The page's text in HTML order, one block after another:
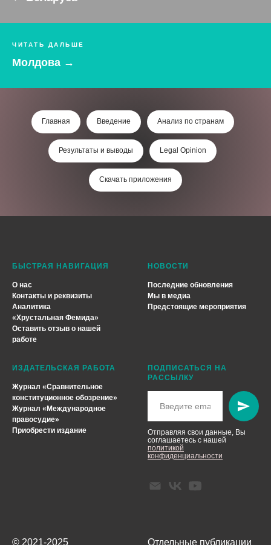
ЧИТАТЬ ДАЛЬШЕ
Молдова →
Главная Введение Анализ по странам
Результаты и выводы Legal Opinion
Скачать приложения
БЫСТРАЯ НАВИГАЦИЯ
О нас
Контакты и реквизиты
Аналитика
«Хрустальная Фемида»
Оставить отзыв о нашей
работе
НОВОСТИ
Последние обновления
Мы в медиа
Предстоящие мероприятия
ИЗДАТЕЛЬСКАЯ РАБОТА
Журнал «Сравнительное
конституционное обозрение»
Журнал «Международное
правосудие»
Приобрести издание
ПОДПИСАТЬСЯ НА
РАССЫЛКУ
Отправляя свои данные, Вы
соглашаетесь с нашей
политикой
конфиденциальности
© 2021-2025 Отдельные публикации